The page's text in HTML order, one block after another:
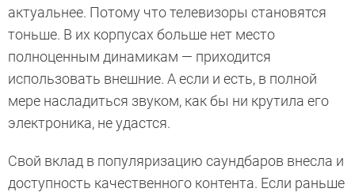
актуальнее. Потому что телевизоры становятся
тоньше. В их корпусах больше нет место
полноценным динамикам — приходится
использовать внешние. А если и есть, в полной
мере насладиться звуком, как бы ни крутила его
электроника, не удастся.
Свой вклад в популяризацию саундбаров внесла и
доступность качественного контента. Если раньше